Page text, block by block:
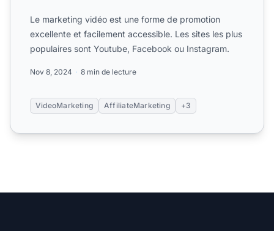
Le marketing vidéo est une forme de promotion
excellente et facilement accessible. Les sites les plus
populaires sont Youtube, Facebook ou Instagram.
Nov 8, 2024 8 min de lecture
VideoMarketing AffiliateMarketing +3